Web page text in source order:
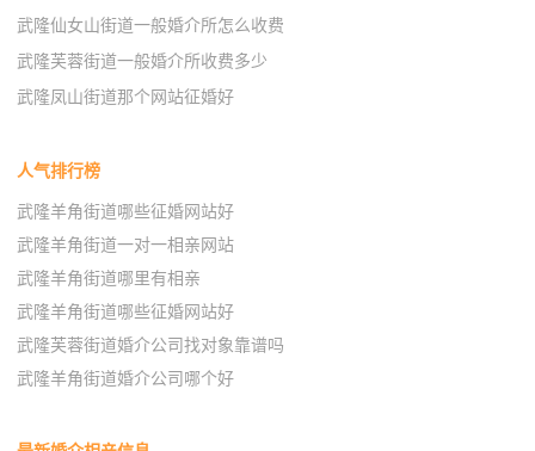
武隆仙女山街道一般婚介所怎么收费
武隆芙蓉街道一般婚介所收费多少
武隆凤山街道那个网站征婚好
人气排行榜
武隆羊角街道哪些征婚网站好
武隆羊角街道一对一相亲网站
武隆羊角街道哪里有相亲
武隆羊角街道哪些征婚网站好
武隆芙蓉街道婚介公司找对象靠谱吗
武隆羊角街道婚介公司哪个好